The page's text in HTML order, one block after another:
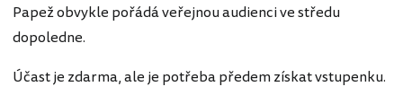
Papež obvykle pořádá veřejnou audienci ve středu
dopoledne.
Účast je zdarma, ale je potřeba předem získat vstupenku.